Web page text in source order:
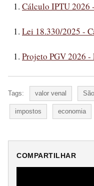
Cálculo IPTU 2026
Lei 18.330/2025 -
Projeto PGV 2026 -
Tags: valor venal
impostos economia
COMPARTILHAR